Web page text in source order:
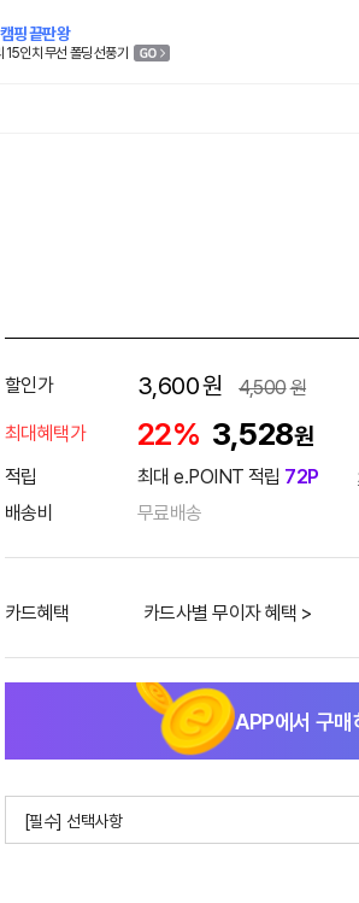
핑 끝판왕
15인치 무선 폴딩 선풍기
할인가 3,600원 4,500원
최대혜택가
22% 3,528원
적립 최대 e.POINT 적립 72P
배송비 무료배송
카드혜택 카드사별 무이자 혜택 >
APP에서 구매
[필수] 선택사항